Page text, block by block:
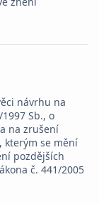
návrhu na
Sb., o
na zrušení
kterým se mění
pozdějších
č. 441/2005